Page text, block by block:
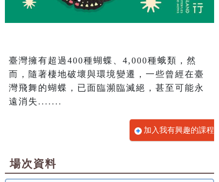
臺灣擁有超過400種蝴蝶、4,000種蛾類，然
而，隨著棲地破壞與環境變遷，一些曾經在臺
灣飛舞的蝴蝶，已面臨瀕臨滅絕，甚至可能永
遠消失.......
加入我有興趣的課程
場次資料